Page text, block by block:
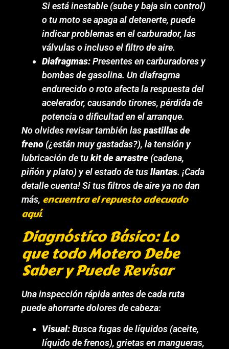
Si está inestable (sube y baja sin control)
o tu moto se apaga al detenerte, puede
indicar problemas en el carburador, las
válvulas o incluso el filtro de aire.
Diafragmas:Presentes en carburadores y
bombas de gasolina. Un diafragma
endurecido o roto afecta la respuesta del
acelerador, causando tirones, pérdida de
potencia o dificultad en el arranque.
No olvides revisar también laspastillas de
freno (¿están muy gastadas?), la tensión y
lubricación de tukit de arrastre (cadena,
piñón y plato) y el estado de tusllantas. ¡Cada
detalle cuenta! Si tus filtros de aire ya no dan
más, encuentra el repuesto adecuado
aquí.
Diagnóstico Básico: Lo
que todo Motero Debe
Saber y Puede Revisar
Una inspección rápida antes de cada ruta
puede ahorrarte dolores de cabeza:
Visual:Busca fugas de líquidos (aceite,
líquido de frenos), grietas en mangueras,